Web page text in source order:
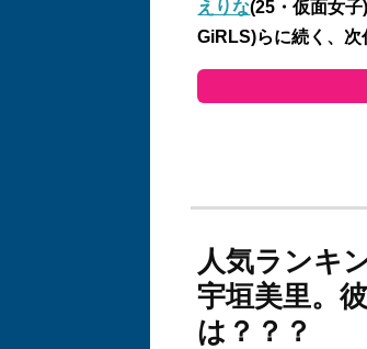
えりな(25 ・仮面女子)
GiRLS)らに続く、次
人気ランキ
宇垣美里。
は？？？